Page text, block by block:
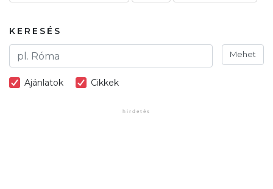
KERESÉS
Mehet
Ajánlatok Cikkek